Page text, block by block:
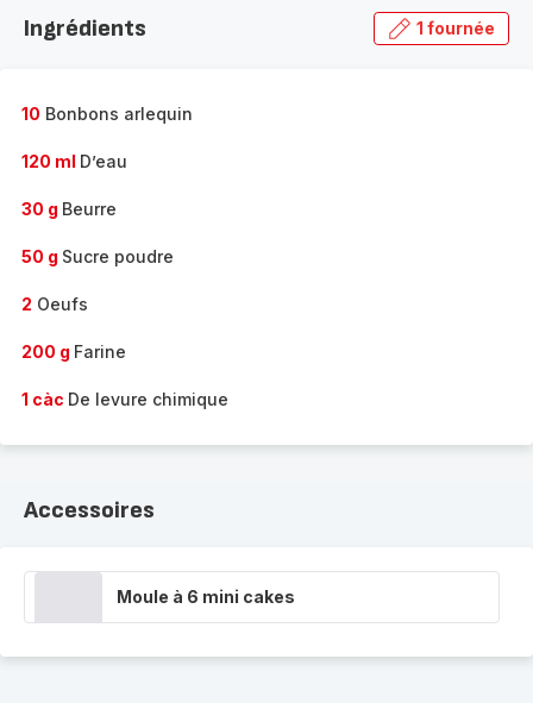
gamme
Ingrédients 1 fournée
10 Bonbons arlequin
120 ml D’eau
30 g Beurre
50 g Sucre poudre
2 Oeufs
200 g Farine
1 càc De levure chimique
Accessoires
Moule à 6 mini cakes